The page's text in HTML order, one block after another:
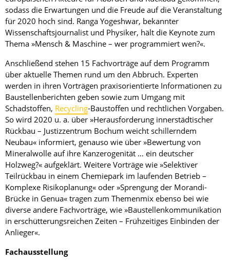
sodass die Erwartungen und die Freude auf die Veranstaltung
für 2020 hoch sind. Ranga Yogeshwar, bekannter
Wissenschaftsjournalist und Physiker, hält die Keynote zum
Thema »Mensch & Maschine – wer programmiert wen?«.
Anschließend stehen 15 Fachvorträge auf dem Programm
über ­aktuelle Themen rund um den Abbruch. Experten
werden in ihren Vorträgen praxisorientierte Informationen zu
Baustellenberichten geben sowie zum Umgang mit
Schadstoffen, Recycling-Baustoffen und rechtlichen Vorgaben.
So wird 2020 u. a. über »Herausforderung innerstädtischer
Rückbau – Justizzentrum Bochum weicht schillerndem
Neubau« informiert, genauso wie über »Bewertung von
Mineralwolle auf ihre Kanzerogenität … ein deutscher
Holzweg?« aufgeklärt. Weitere Vorträge wie »Selektiver
Teilrückbau in einem Chemiepark im laufenden Betrieb –
Komplexe Risikoplanung« oder »Sprengung der Morandi-
Brücke in Genua« tragen zum Themenmix ebenso bei wie
diverse andere Fachvorträge, wie »Baustellenkommunikation
in erschütterungsreichen Zeiten – Frühzeitiges Einbinden der
Anlieger«.
Fachausstellung